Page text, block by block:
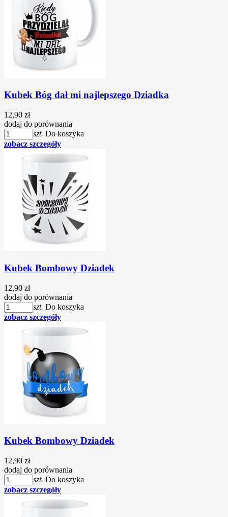
Kubek Bóg dał mi najlepszego Dziadka
12,90 zł
dodaj do porównania
szt. Do koszyka
zobacz szczegóły
Kubek Bombowy Dziadek
12,90 zł
dodaj do porównania
szt. Do koszyka
zobacz szczegóły
Kubek Bombowy Dziadek
12,90 zł
dodaj do porównania
szt. Do koszyka
zobacz szczegóły